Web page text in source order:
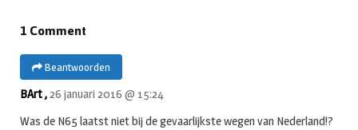
1 Comment
Beantwoorden
BArt ,26 januari 2016 @ 15:24
Was de N65 laatst niet bij de gevaarlijkste wegen van Nederland!?